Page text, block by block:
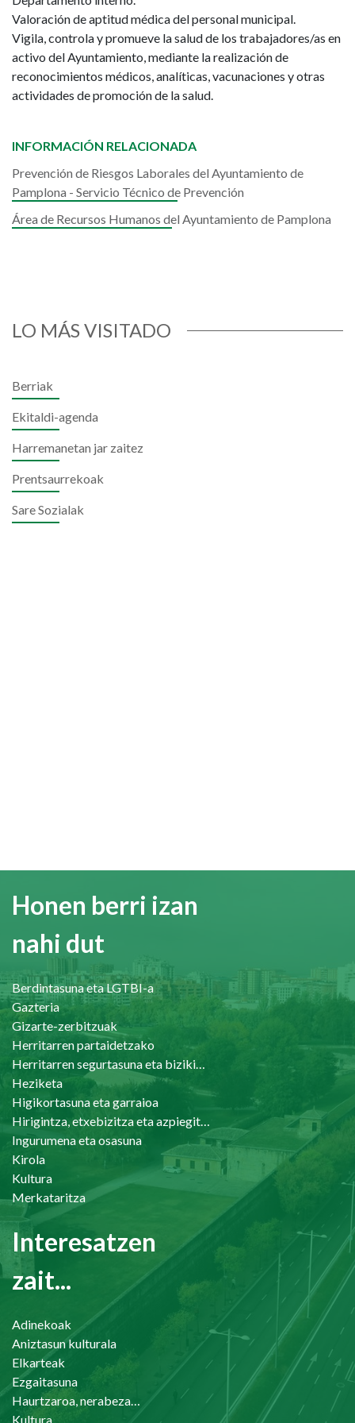
Valoración de aptitud médica del personal municipal.
Vigila, controla y promueve la salud de los trabajadores/as en
activo del Ayuntamiento, mediante la realización de
reconocimientos médicos, analíticas, vacunaciones y otras
actividades de promoción de la salud.
INFORMACIÓN RELACIONADA
Prevención de Riesgos Laborales del Ayuntamiento de
Pamplona - Servicio Técnico de Prevención
Área de Recursos Humanos del Ayuntamiento de Pamplona
LO MÁS VISITADO
Berriak
Ekitaldi-agenda
Harremanetan jar zaitez
Prentsaurrekoak
Sare Sozialak
Honen berri izan
nahi dut
Berdintasuna eta LGTBI-a
Gazteria
Gizarte-zerbitzuak
Herritarren partaidetzako
Heziketa
Higikortasuna eta garraioa
Ingurumena eta osasuna
Kirola
Kultura
Merkataritza
Interesatzen
zait...
Adinekoak
Aniztasun kulturala
Elkarteak
Ezgaitasuna
Kultura